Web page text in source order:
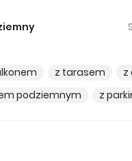
z tarasem z
podziemnym z